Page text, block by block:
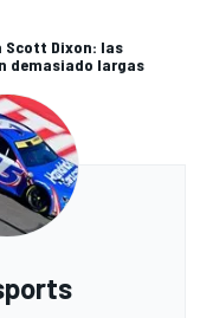
Scott Dixon: las
demasiado largas